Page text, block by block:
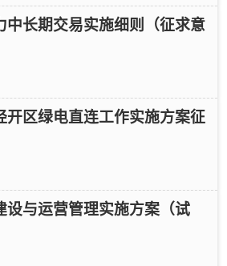
中长期交易实施细则（征求意
开区绿电直连工作实施方案征
设与运营管理实施方案（试